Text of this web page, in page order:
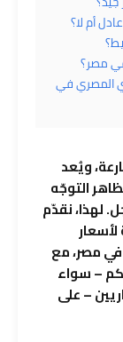
المصري في
ويُعد
التوجّه
لهذا، نقدّم
مصر، مع
– سواء
– على